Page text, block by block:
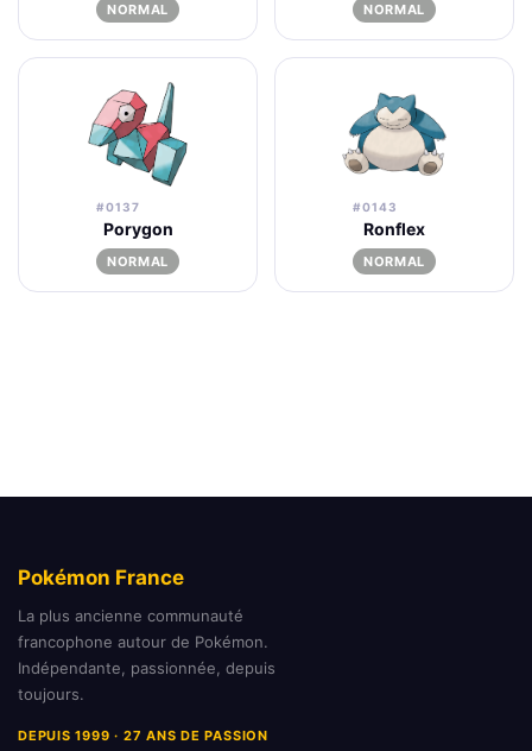
NORMAL NORMAL
#0137
Porygon
NORMAL
#0143
Ronflex
NORMAL
Pokémon France
La plus ancienne communauté
francophone autour de Pokémon.
Indépendante, passionnée, depuis
toujours.
DEPUIS 1999 · 27 ANS DE PASSION